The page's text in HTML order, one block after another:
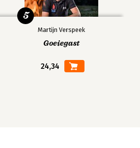
Martijn Verspeek
Goeiegast
24,34
5